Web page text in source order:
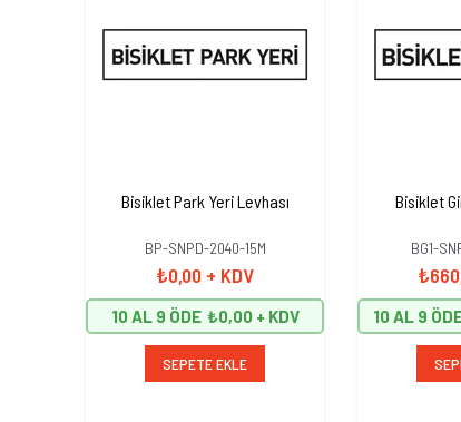
Bisiklet Park Yeri Levhası
BP-SNPD-2040-15M
₺0,00 + KDV
10 AL 9 ÖDE ₺0,00
SEPETE EKLE
Bisiklet
BG1-
10 AL 9